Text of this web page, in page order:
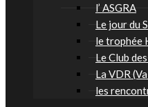
l’ ASGRA
Le jour du
le trophée
Le Club
La VDR
les